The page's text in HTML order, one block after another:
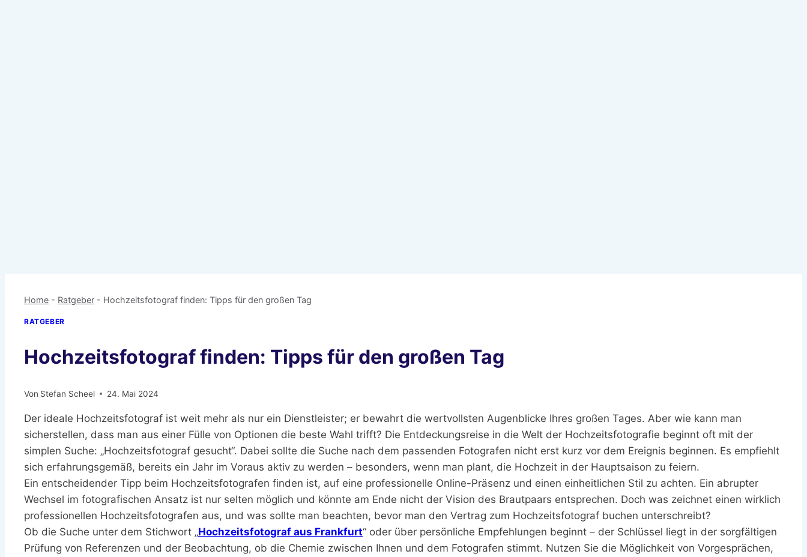
Home - Ratgeber - Hochzeitsfotograf finden: Tipps für den großen Tag
RATGEBER
Hochzeitsfotograf finden: Tipps für den großen Tag
Von Stefan Scheel 24. Mai 2024
Der ideale Hochzeitsfotograf ist weit mehr als nur ein Dienstleister; er bewahrt die wertvollsten Augenblicke Ihres großen Tages. Aber wie kann man
sicherstellen, dass man aus einer Fülle von Optionen die beste Wahl trifft? Die Entdeckungsreise in die Welt der Hochzeitsfotografie beginnt oft mit der
simplen Suche: „Hochzeitsfotograf gesucht“. Dabei sollte die Suche nach dem passenden Fotografen nicht erst kurz vor dem Ereignis beginnen. Es empfiehlt
sich erfahrungsgemäß, bereits ein Jahr im Voraus aktiv zu werden – besonders, wenn man plant, die Hochzeit in der Hauptsaison zu feiern.
Ein entscheidender Tipp beim Hochzeitsfotografen finden ist, auf eine professionelle Online-Präsenz und einen einheitlichen Stil zu achten. Ein abrupter
Wechsel im fotografischen Ansatz ist nur selten möglich und könnte am Ende nicht der Vision des Brautpaars entsprechen. Doch was zeichnet einen wirklich
professionellen Hochzeitsfotografen aus, und was sollte man beachten, bevor man den Vertrag zum Hochzeitsfotograf buchen unterschreibt?
Ob die Suche unter dem Stichwort „Hochzeitsfotograf aus Frankfurt“ oder über persönliche Empfehlungen beginnt – der Schlüssel liegt in der sorgfältigen
Prüfung von Referenzen und der Beobachtung, ob die Chemie zwischen Ihnen und dem Fotografen stimmt. Nutzen Sie die Möglichkeit von Vorgesprächen,